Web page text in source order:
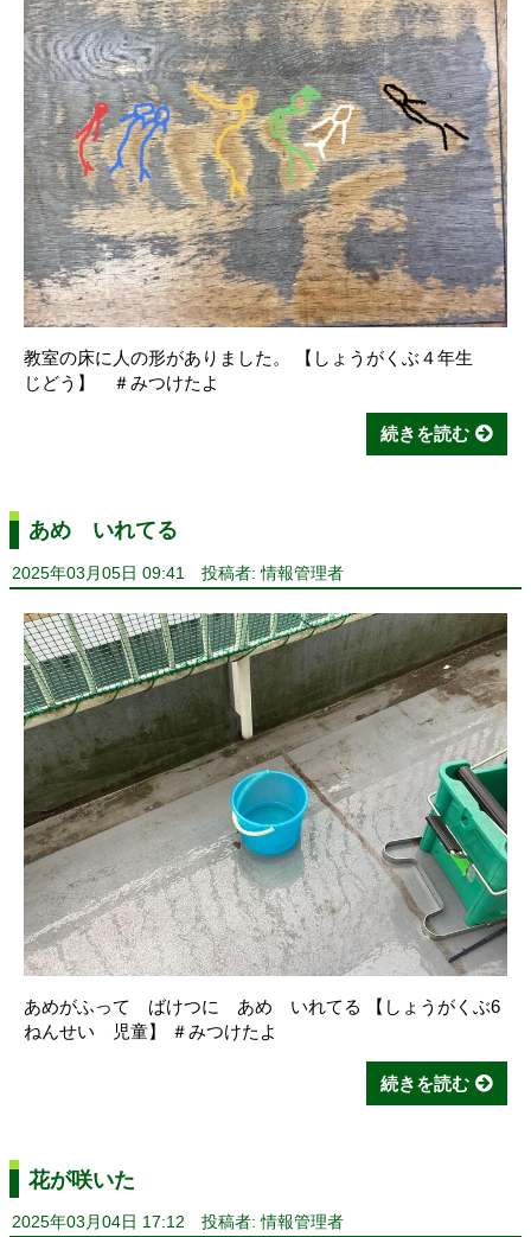
教室の床に人の形がありました。 【しょうがくぶ４年生
じどう】 ＃みつけたよ
続きを読む
あめ いれてる
2025年03月05日 09:41 投稿者: 情報管理者
あめがふって ばけつに あめ いれてる 【しょうがくぶ6
ねんせい 児童】 ＃みつけたよ
続きを読む
花が咲いた
2025年03月04日 17:12 投稿者: 情報管理者